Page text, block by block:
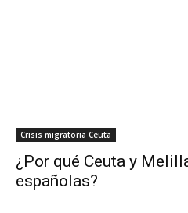
Crisis migratoria Ceuta
¿Por qué Ceuta y
españolas?